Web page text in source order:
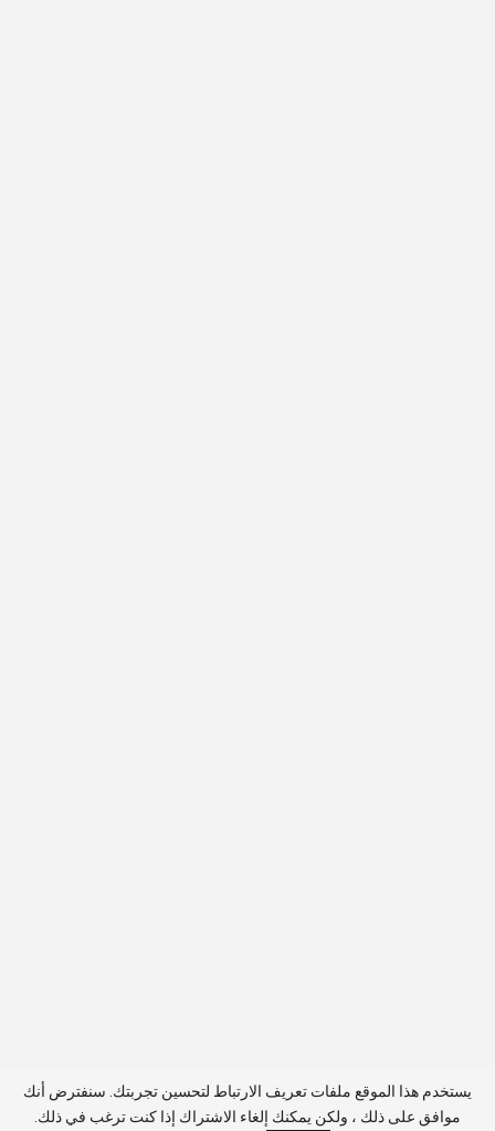
يستخدم هذا الموقع ملفات تعريف الارتباط لتحسين تجربتك. سنفترض أنك
موافق على ذلك ، ولكن يمكنك إلغاء الاشتراك إذا كنت ترغب في ذلك.